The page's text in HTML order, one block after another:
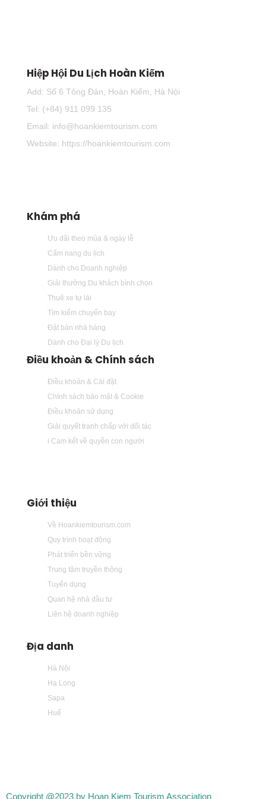
Hiệp Hội Du Lịch Hoàn Kiếm
Add: Số 6 Tông Đản, Hoàn Kiếm, Hà Nội
Tel: (+84) 911 099 135
Email: info@hoankiemtourism.com
Website: https://hoankiemtourism.com
Khám phá
Ưu đãi theo mùa & ngày lễ
Cẩm nang du lịch
Dành cho Doanh nghiệp
Giải thưởng Du khách bình chọn
Thuê xe tự lái
Tìm kiếm chuyến bay
Đặt bàn nhà hàng
Dành cho Đại lý Du lịch
Điều khoản & Chính sách
Điều khoản & Cài đặt
Chính sách bảo mật & Cookie
Điều khoản sử dụng
Giải quyết tranh chấp với đối tác
i Cam kết về quyền con người
Giới thiệu
Về Hoankiemtourism.com
Quy trình hoạt động
Phát triển bền vững
Trung tâm truyền thông
Tuyển dụng
Quan hệ nhà đầu tư
Liên hệ doanh nghiệp
Địa danh
Hà Nội
Hạ Long
Sapa
Huế
Copyright @2023 by Hoan Kiem Tourism Association